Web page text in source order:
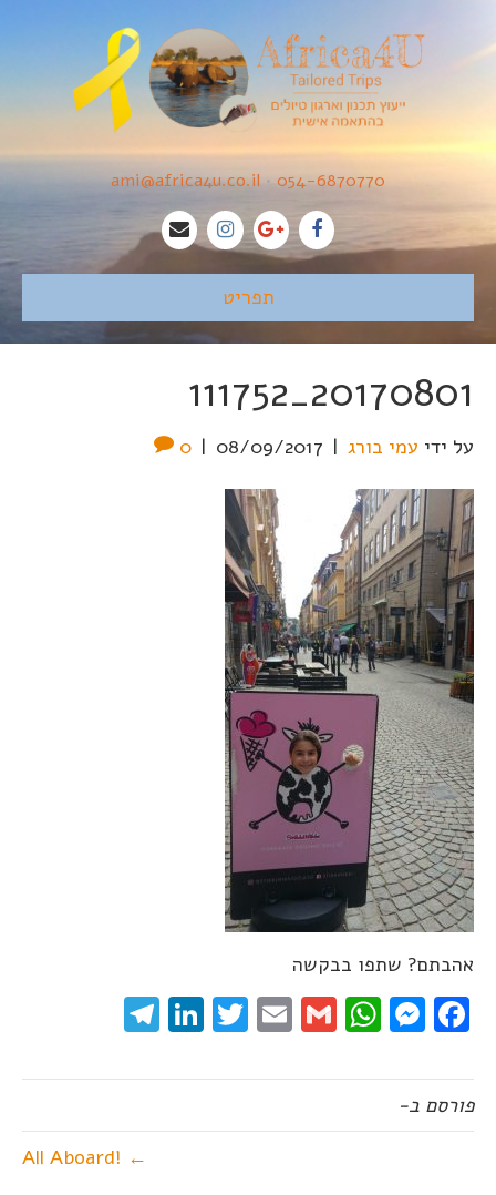
054-6870770
•
ami@africa4u.co.il
תפריט
20170801_111752
על ידי עמי בורג |
08/09/2017
|
0
אהבתם? שתפו בבקשה
Facebook
Messenger
WhatsApp
Gmail
Email
Twitter
LinkedIn
פורסם ב-
← !All Aboard